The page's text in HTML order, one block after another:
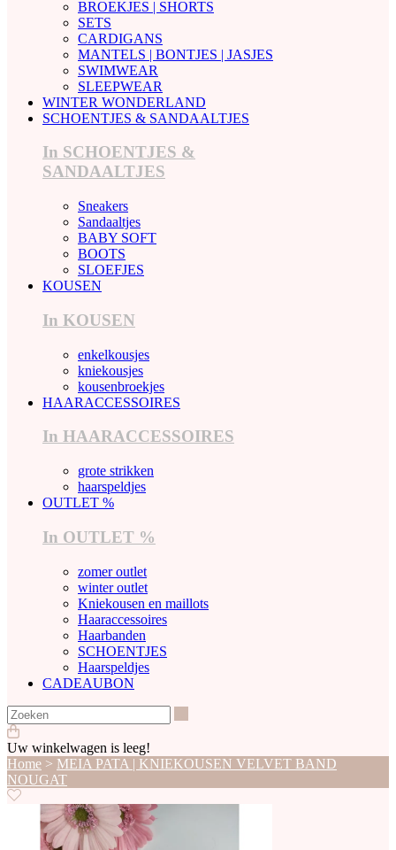
BROEKJES | SHORTS
SETS
CARDIGANS
MANTELS | BONTJES | JASJES
SWIMWEAR
SLEEPWEAR
WINTER WONDERLAND
SCHOENTJES & SANDAALTJES
In SCHOENTJES &
SANDAALTJES
Sneakers
Sandaaltjes
BABY SOFT
BOOTS
SLOEFJES
KOUSEN
In KOUSEN
enkelkousjes
kniekousjes
kousenbroekjes
HAARACCESSOIRES
In HAARACCESSOIRES
grote strikken
haarspeldjes
OUTLET %
In OUTLET %
zomer outlet
winter outlet
Kniekousen en maillots
Haaraccessoires
Haarbanden
SCHOENTJES
Haarspeldjes
CADEAUBON
Uw winkelwagen is leeg!
Home > MEIA PATA | KNIEKOUSEN VELVET BAND
NOUGAT